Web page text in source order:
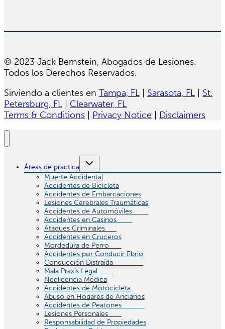
© 2023 Jack Bernstein, Abogados de Lesiones.
Todos los Derechos Reservados.
Sirviendo a clientes en Tampa, FL Sarasota, FL
St.
Petersburg, FL
Clearwater, FL
Terms & Conditions
Privacy Notice Disclaimers
Áreas de practica
Toggle
child
menu
Muerte Accidental
Accidentes de Bicicleta
Accidentes de Embarcaciones
Lesiones Cerebrales Traumáticas
Accidentes de Automóviles
Accidentes en Casinos
Ataques Criminales
Accidentes en Cruceros
Mordedura de Perro
Accidentes por Conducir Ebrio
Conducción Distraída
Mala Praxis Legal
Negligencia Médica
Accidentes de Motocicleta
Abuso en Hogares de Ancianos
Accidentes de Peatones
Lesiones Personales
Responsabilidad de Propiedades